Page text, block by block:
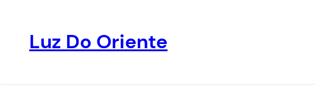
Luz Do Oriente